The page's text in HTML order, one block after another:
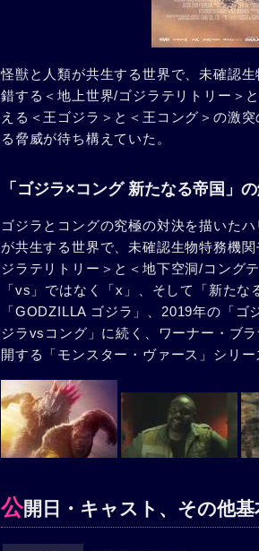
怪獣と人類が共生する世界で、未確認
錯する＜地上世界/ゴジラテリトリー＞
える＜王ゴジラ＞と＜王コング＞の激
る脅威が待ち構えていた。
「ゴジラ×コング 新たなる帝国」
ゴジラとコングの究極の対決を描いた
が共生する世界で、未確認生物特務機
ジラテリトリー＞と＜地下空洞/コング
「vs」ではなく「x」、そして「新た
「GODZILLA ゴジラ」、2019年の「
ジラvsコング」に続く、ワーナー・ブ
開する「モンスター・ヴァース」シリー
公開日・キャスト、その他基